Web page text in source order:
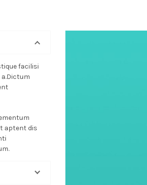
facilisi
aptent dis